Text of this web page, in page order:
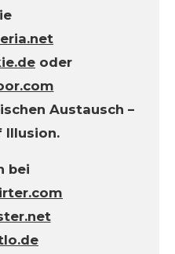
oder
Austausch –
Illusion.
bei